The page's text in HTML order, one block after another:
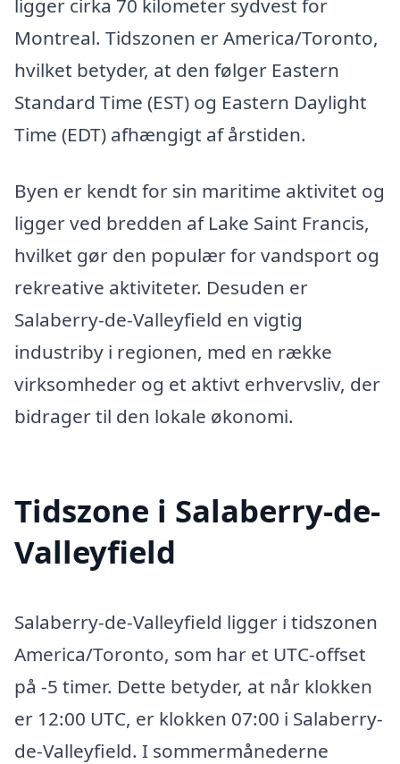
Montreal. Tidszonen er America/Toronto,
hvilket betyder, at den følger Eastern
Standard Time (EST) og Eastern Daylight
Time (EDT) afhængigt af årstiden.
Byen er kendt for sin maritime aktivitet og
ligger ved bredden af Lake Saint Francis,
hvilket gør den populær for vandsport og
rekreative aktiviteter. Desuden er
Salaberry-de-Valleyfield en vigtig
industriby i regionen, med en række
virksomheder og et aktivt erhvervsliv, der
bidrager til den lokale økonomi.
Tidszone i Salaberry-de-
Valleyfield
Salaberry-de-Valleyfield ligger i tidszonen
America/Toronto, som har et UTC-offset
på -5 timer. Dette betyder, at når klokken
er 12:00 UTC, er klokken 07:00 i Salaberry-
de-Valleyfield. I sommermånederne